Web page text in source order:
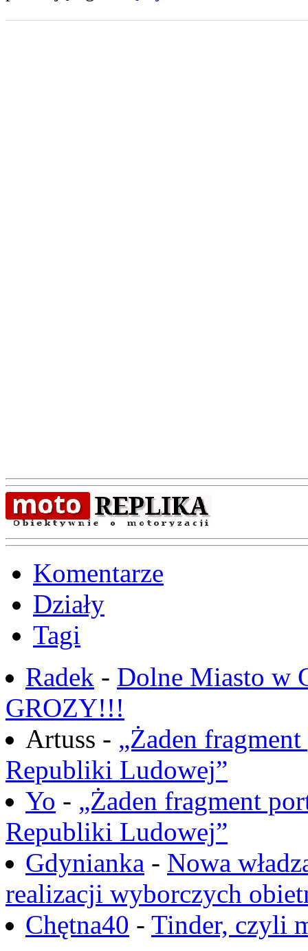
Komentarze
Działy
Tagi
Radek - Dolne Miasto w
GROZY!!!
Artuss - „Żaden
Republiki Ludowej”
Yo - „Żaden fragment
Republiki Ludowej”
Gdynianka - Nowa
realizacji wyborczych
Chętna40 - Tinder, czyli